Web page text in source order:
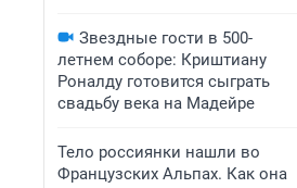
Звездные гости в 500-
летнем соборе: Криштиану
Роналду готовится сыграть
свадьбу века на Мадейре
Тело россиянки нашли во
Французских Альпах. Как она